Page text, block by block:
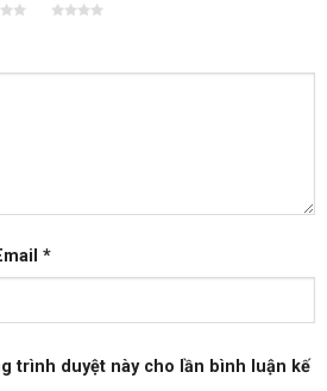
sao
*
trình duyệt này cho lần bình luận kế